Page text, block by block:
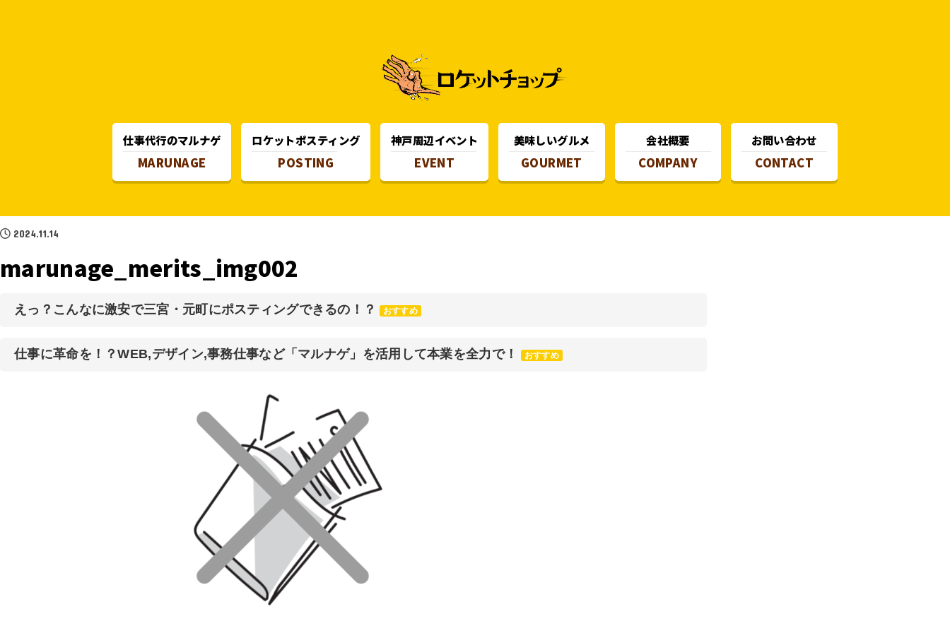
仕事代行のマルナゲ
MARUNAGE
ロケットポスティング
POSTING
神戸周辺イベント
EVENT
美味しいグルメ
GOURMET
会社概要
COMPANY
お問い合わせ
CONTACT
2024.11.14
marunage_merits_img002
えっ？こんなに激安で三宮・元町にポスティングできるの！？ おすすめ
仕事に革命を！？WEB,デザイン,事務仕事など「マルナゲ」を活用して本業を全力で！ おすすめ